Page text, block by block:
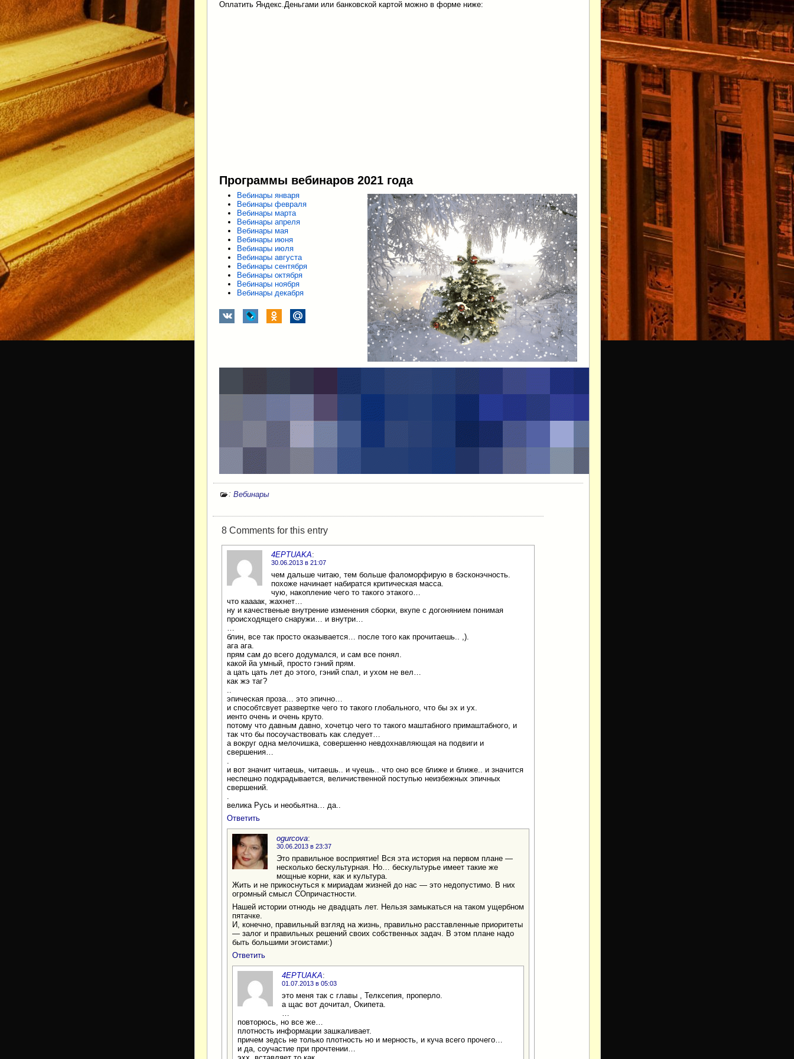
Оплатить Яндекс.Деньгами или банковской картой можно в форме ниже:
Программы вебинаров 2021 года
Вебинары января
Вебинары февраля
Вебинары марта
Вебинары апреля
Вебинары мая
Вебинары июня
Вебинары июля
Вебинары августа
Вебинары сентября
Вебинары октября
Вебинары ноября
Вебинары декабря
: Вебинары
8 Comments for this entry
4EPTUAKA:
30.06.2013 в 21:07
чем дальше читаю, тем больше фаломорфирую в бэсконэчность.
похоже начинает набиратся критическая масса.
чую, накопление чего то такого этакого…
что каааак, жахнет…
ну и качественые внутрение изменения сборки, вкупе с догонянием понимая
происходящего снаружи… и внутри…
блин, все так просто оказывается… после того как прочитаешь.. ,).
ага ага.
прям сам до всего додумался, и сам все понял.
какой йа умный, просто гэний прям.
а цать цать лет до этого, гэний спал, и ухом не вел…
как жэ таг?
эпическая проза… это эпично…
и способтсвует развертке чего то такого глобального, что бы эх и ух.
иенто очень и очень круто.
потому что давным давно, хочетцо чего то такого маштабного примаштабного, и
так что бы посоучаствовать как следует…
а вокруг одна мелочишка, совершенно невдохнавляющая на подвиги и
свершения…
и вот значит читаешь, читаешь.. и чуешь.. что оно все ближе и ближе.. и значится
неспешно подкрадывается, величиственной поступью неизбежных эпичных
свершений.
велика Русь и необьятна… да..
Ответить
ogurcova:
30.06.2013 в 23:37
Это правильное восприятие! Вся эта история на первом плане —
несколько бескультурная. Но… бескультурье имеет такие же
мощные корни, как и культура.
Жить и не прикоснуться к мириадам жизней до нас — это недопустимо. В них
огромный смысл СОпричастности.
Нашей истории отнюдь не двадцать лет. Нельзя замыкаться на таком ущербном
пятачке.
И, конечно, правильный взгляд на жизнь, правильно расставленные приоритеты
— залог и правильных решений своих собственных задач. В этом плане надо
быть большими эгоистами:)
Ответить
4EPTUAKA:
01.07.2013 в 05:03
это меня так с главы , Телксепия, проперло.
а щас вот дочитал, Окипета.
повторюсь, но все же…
плотность информации зашкаливает.
причем зедсь не только плотность но и мерность, и куча всего прочего…
и да, соучастие при прочтении…